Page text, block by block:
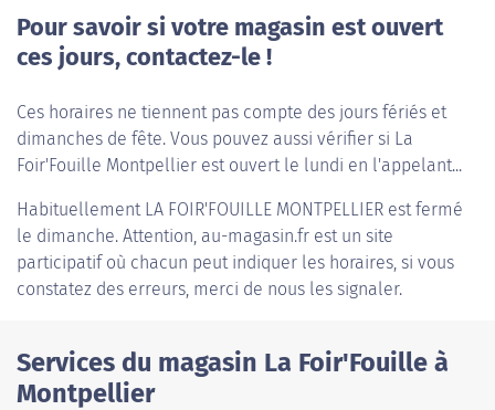
Pour savoir si votre magasin est ouvert
ces jours, contactez-le !
Ces horaires ne tiennent pas compte des jours fériés et
dimanches de fête. Vous pouvez aussi vérifier si La
Foir'Fouille Montpellier est ouvert le lundi en l'appelant...
Habituellement LA FOIR'FOUILLE MONTPELLIER est fermé
le dimanche. Attention, au-magasin.fr est un site
participatif où chacun peut indiquer les horaires, si vous
constatez des erreurs, merci de nous les signaler.
Services du magasin La Foir'Fouille à
Montpellier